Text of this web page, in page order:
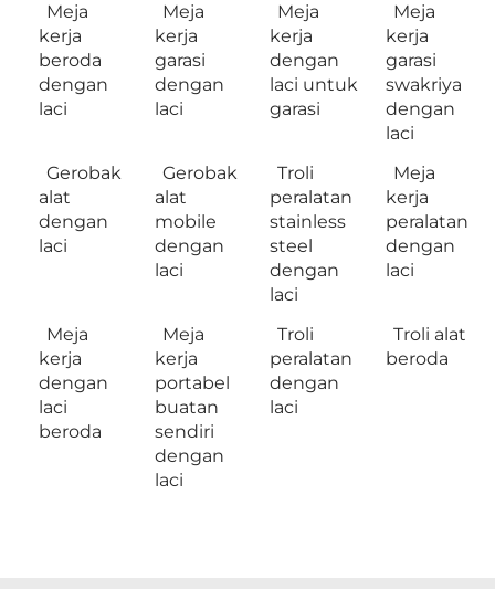
Meja
kerja
beroda
dengan
laci
Meja
kerja
garasi
dengan
laci
Meja
kerja
dengan
laci untuk
garasi
Meja
kerja
garasi
swakriya
dengan
laci
Gerobak
alat
dengan
laci
Gerobak
alat
mobile
dengan
laci
Troli
peralatan
stainless
steel
dengan
laci
Meja
kerja
peralatan
dengan
laci
Meja
kerja
dengan
laci
beroda
Meja
kerja
portabel
buatan
sendiri
dengan
laci
Troli
peralatan
dengan
laci
Troli alat
beroda